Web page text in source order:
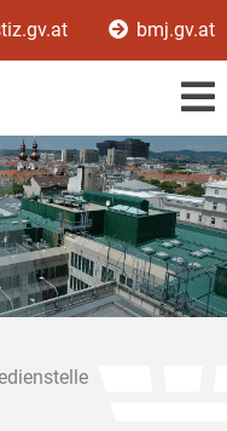
bmj.gv.at